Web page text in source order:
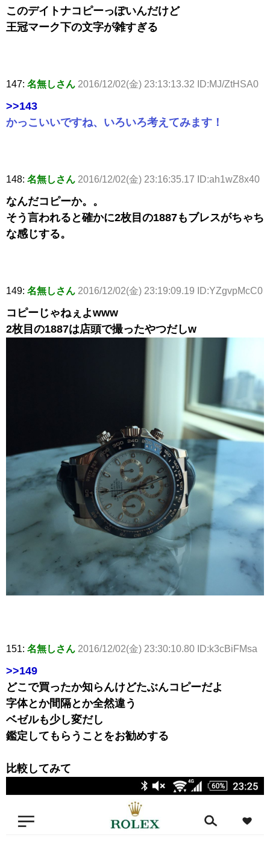
このデイトナコピーっぽいんだけど
王冠マーク下の文字が雑すぎる
147: 名無しさん 2016/12/02(金) 23:13:13.32 ID:MJ/ZtHSA0
>>143
かっこいいですね、いろいろ考えてみます！
148: 名無しさん 2016/12/02(金) 23:16:35.17 ID:ah1wZ8x40
なんだコピーか。。
そう言われると確かに2枚目の1887もブレスがちゃち
な感じする。
149: 名無しさん 2016/12/02(金) 23:19:09.19 ID:YZgvpMcC0
コピーじゃねぇよwww
2枚目の1887は店頭で撮ったやつだしw
151: 名無しさん 2016/12/02(金) 23:30:10.80 ID:k3cBiFMsa
>>149
どこで買ったか知らんけどたぶんコピーだよ
字体とか間隔とか全然違う
ベゼルも少し変だし
鑑定してもらうことをお勧めする
比較してみて